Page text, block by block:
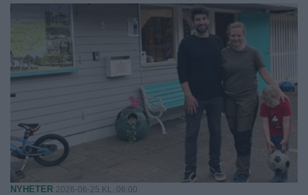
NYHETER 2026-06-25 KL. 06:00